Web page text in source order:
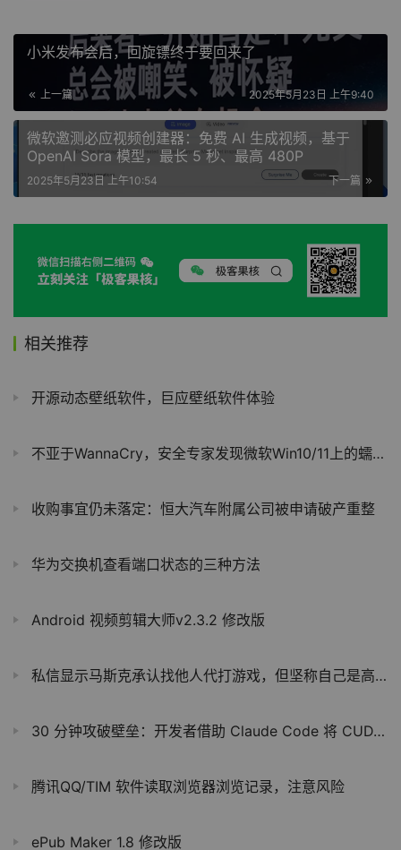
小米发布会后，回旋镖终于要回来了
上一篇 2025年5月23日 上午9:40
微软邀测必应视频创建器：免费 AI 生成视频，基于
OpenAI Sora 模型，最长 5 秒、最高 480P
下一篇
2025年5月23日 上午10:54
相关推荐
开源动态壁纸软件，巨应壁纸软件体验
不亚于WannaCry，安全专家发现微软Win10/11上的蠕虫漏洞
收购事宜仍未落定：恒大汽车附属公司被申请破产重整
华为交换机查看端口状态的三种方法
Android 视频剪辑大师v2.3.2 修改版
私信显示马斯克承认找他人代打游戏，但坚称自己是高手
30 分钟攻破壁垒：开发者借助 Claude Code 将 CUDA 代码移植至 ROCm
腾讯QQ/TIM 软件读取浏览器浏览记录，注意风险
ePub Maker 1.8 修改版